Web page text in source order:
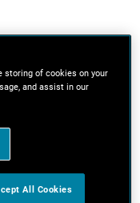
storing of cookies on your
and assist in our
All Cookies